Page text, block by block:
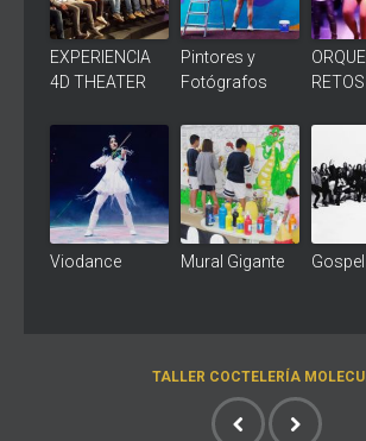
EXPERIENCIA
4D THEATER
Pintores y
Fotógrafos
RETOS
Viodance Mural Gigante
TALLER COCTELERÍA